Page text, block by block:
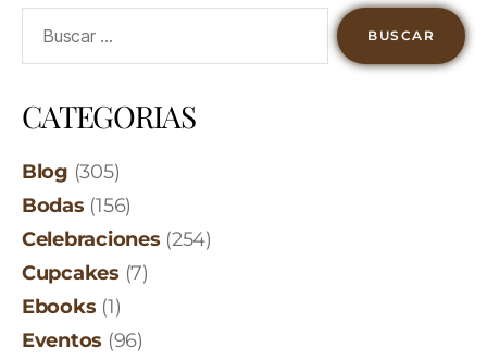
CATEGORIAS
Blog (305)
Bodas (156)
Celebraciones (254)
Cupcakes (7)
Ebooks (1)
Eventos (96)